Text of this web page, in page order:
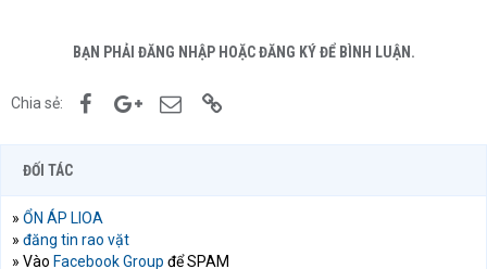
BẠN PHẢI ĐĂNG NHẬP HOẶC ĐĂNG KÝ ĐỂ BÌNH LUẬN.
Chia sẻ: FacebookGoogle+Email
ĐỐI TÁC
» ỔN ÁP LIOA
» đăng tin rao vặt
» Vào Facebook Group để SPAM